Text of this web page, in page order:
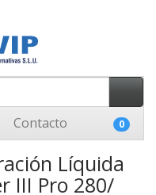
Contacto 0
Líquida
III Pro 280/